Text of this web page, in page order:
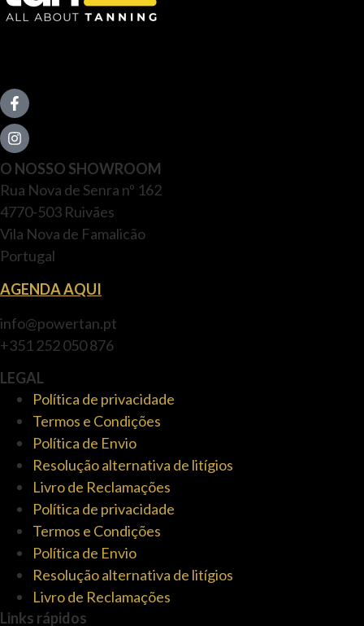
O NOSSO SHOWROOM
Rua Nova de Senra nº 162
4770-503 Ruivães
Vila Nova de Famalicão
Portugal
AGENDA AQUI
info@powertan.pt
+351 252 050 876
LEGAL
Política de privacidade
Termos e Condições
Política de Envio
Resolução alternativa de litígios
Livro de Reclamações
Política de privacidade
Termos e Condições
Política de Envio
Resolução alternativa de litígios
Livro de Reclamações
Links rápidos